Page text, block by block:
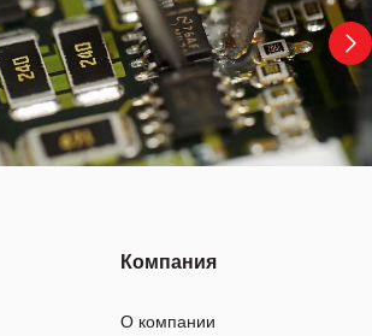
Компания
О компании